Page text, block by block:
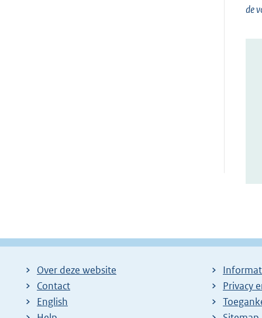
de
Over deze website
Contact
English
Privacy